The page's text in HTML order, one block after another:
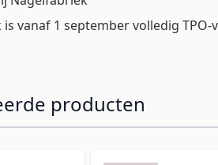
vanaf 1 september volledig TPO-
producten